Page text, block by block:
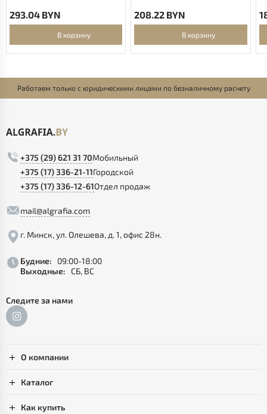
293.04 BYN
В корзину
208.22 BYN
В корзину
Работаем только с юридическими лицами по безналичному расчету
+375 (29) 621 31 70Мобильный
+375 (17) 336-21-11Городской
+375 (17) 336-12-61Отдел продаж
mail@algrafia.com
г. Минск, ул. Олешева, д. 1, офис 28н.
Будние:
09:00-18:00
Выходные: СБ, ВС
Следите за нами
О компании
Каталог
Как купить